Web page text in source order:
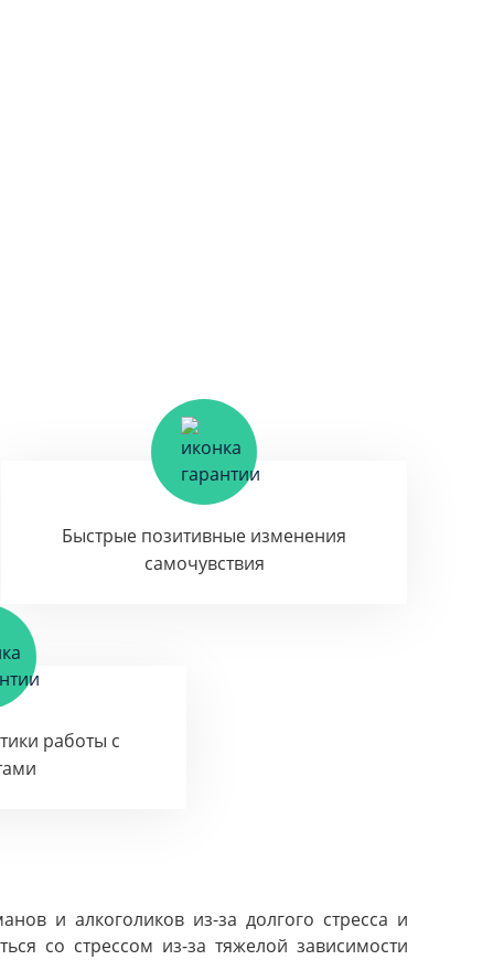
Быстрые позитивные изменения
самочувствия
работы с
и алкоголиков из-за долгого стресса и
со стрессом из-за тяжелой зависимости